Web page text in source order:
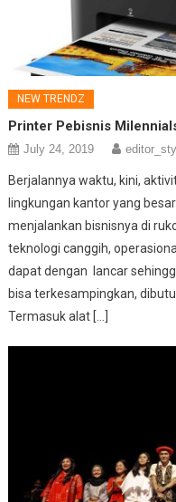
NEW TRENDZ
Printer Pebisnis
July 24, 2019
Berjalannya waktu, kini,
lingkungan kantor yang
menjalankan bisnisnya di
teknologi canggih,
dapat dengan lancar
bisa terkesampingkan,
Termasuk alat […]